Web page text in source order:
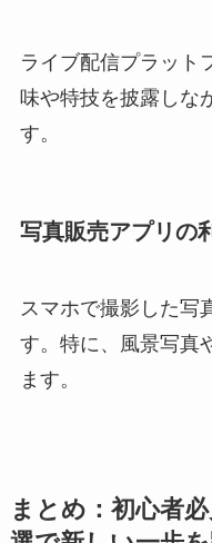
ライブ配信プラット
味や特技を披露しな
す。
写真販売アプリの
スマホで撮影した写
す。特に、風景写真
ます。
まとめ：初心者